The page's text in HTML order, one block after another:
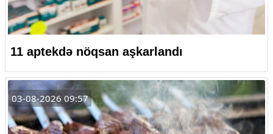
11 aptekdə nöqsan aşkarlandı
03-08-2026 09:57